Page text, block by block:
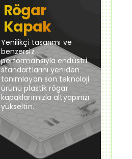
Rögar
Kapak
Yenilikçi tasarımı ve
benzersiz
performansıyla endüstri
standartlarını yeniden
tanımlayan son teknoloji
ürünü plastik rögar
kapaklarımızla altyapınızı
yükseltin.